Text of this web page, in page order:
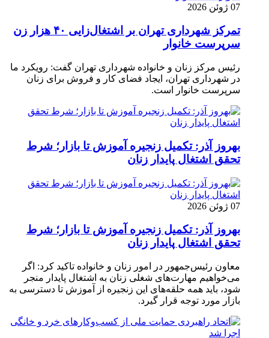
07 ژوئن 2026
تمرکز شهرداری تهران بر اشتغال‌زایی ۴۰ هزار زن
سرپرست خانوار
رئیس مرکز زنان و خانواده شهرداری تهران گفت: رویکرد ما
در شهرداری تهران، ایجاد فضای کار و فروش برای زنان
سرپرست خانوار است.
بهروز آذر: تکمیل زنجیره آموزش تا بازار؛ شرط
تحقق اشتغال پایدار زنان
07 ژوئن 2026
بهروز آذر: تکمیل زنجیره آموزش تا بازار؛ شرط
تحقق اشتغال پایدار زنان
معاون رئیس‌جمهور در امور زنان و خانواده تاکید کرد: اگر
می‌خواهیم مهارت‌های شغلی زنان به اشتغال پایدار منجر
شود، باید همه حلقه‌های این زنجیره از آموزش تا دسترسی به
بازار مورد توجه قرار گیرد.